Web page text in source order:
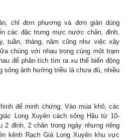
chỉ đơn phương và đơn giản dùng
các đặc trưng mực nước chân, đỉnh,
tuần, tháng, năm cũng như việc xây
chúng với nhau trong cùng một trạm
để phân tích tìm ra xu thế biến động
sông ảnh hưởng triều là chưa đủ, nhiều
để minh chứng: Vào mùa khô, các
Long Xuyên cách sông Hậu từ 10-
2 đỉnh, 2 chân trong ngày nhưng riêng
kênh Rạch Giá Long Xuyên khu vực